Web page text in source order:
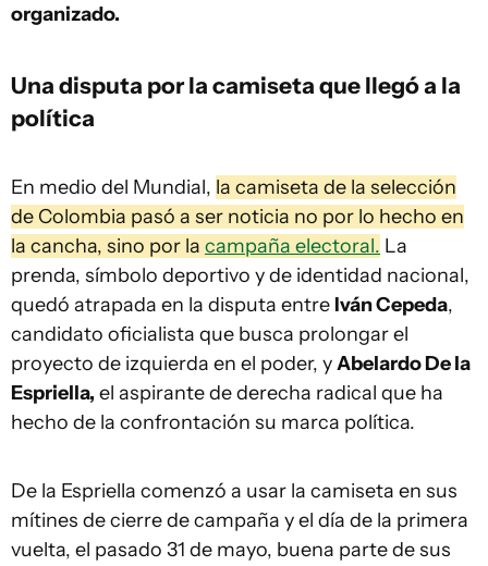
organizado.
Una disputa por la camiseta que llegó a la
política
En medio del Mundial, la camiseta de la selección
de Colombia pasó a ser noticia no por lo hecho en
la cancha, sino por la campaña electoral. La
prenda, símbolo deportivo y de identidad nacional,
quedó atrapada en la disputa entre Iván Cepeda,
candidato oficialista que busca prolongar el
proyecto de izquierda en el poder, yAbelardo De la
Espriella, el aspirante de derecha radical que ha
hecho de la confrontación su marca política.
De la Espriella comenzó a usar la camiseta en sus
mítines de cierre de campaña y el día de la primera
vuelta, el pasado 31 de mayo, buena parte de sus